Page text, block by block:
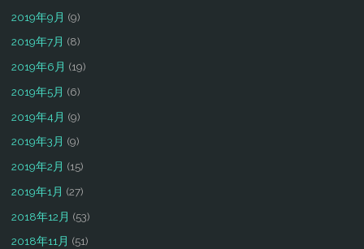
2019年9月 (9)
2019年7月 (8)
2019年6月 (19)
2019年5月 (6)
2019年4月 (9)
2019年3月 (9)
2019年2月 (15)
2019年1月 (27)
2018年12月 (53)
2018年11月 (51)